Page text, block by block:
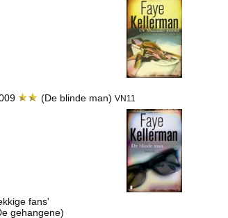
(De blinde man) VN11
fans'
gehangene)